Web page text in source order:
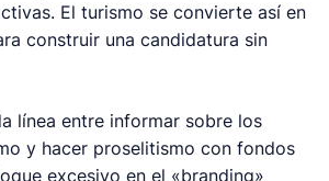
El turismo se convierte así en
construir una candidatura sin
línea entre informar sobre los
y hacer proselitismo con fondos
excesivo en el «branding»